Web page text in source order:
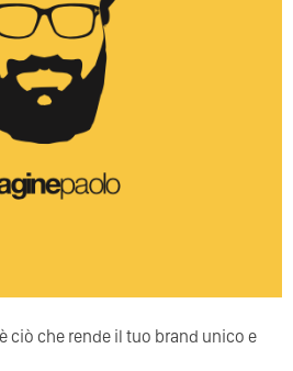
ciò che rende il tuo brand unico e